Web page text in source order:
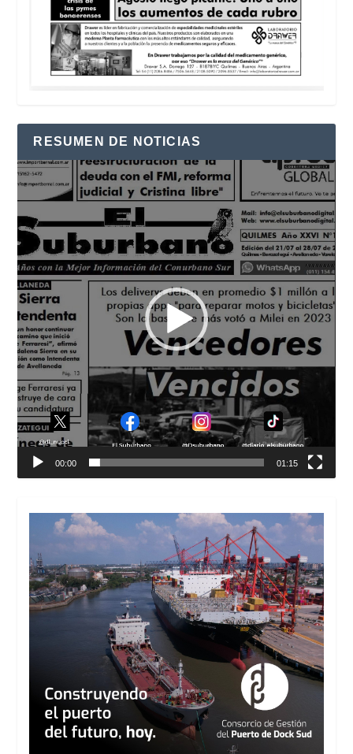
RESUMEN DE NOTICIAS
Reproductor
de
vídeo
00:00 01:15